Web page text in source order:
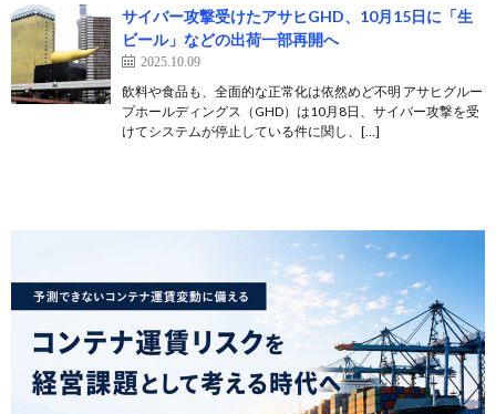
サイバー攻撃受けたアサヒGHD、10月15日に「生
ビール」などの出荷一部再開へ
2025.10.09
飲料や食品も、全面的な正常化は依然めど不明 アサヒグルー
プホールディングス（GHD）は10月8日、サイバー攻撃を受
けてシステムが停止している件に関し、[…]